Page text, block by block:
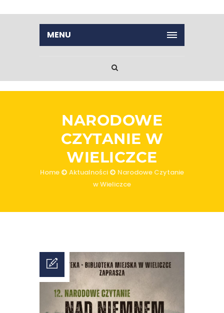
MENU
NARODOWE
CZYTANIE W
WIELICZCE
Home Aktualności
Narodowe Czytanie
w Wieliczce